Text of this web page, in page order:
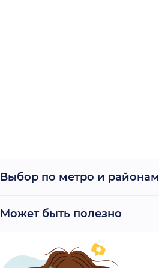
Выбор по метро и районам
Может быть полезно